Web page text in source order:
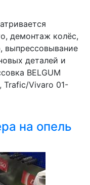
демонтаж колёс,
выпрессовывание
деталей и
BELGUM
Trafic/Vivaro 01-
на опель